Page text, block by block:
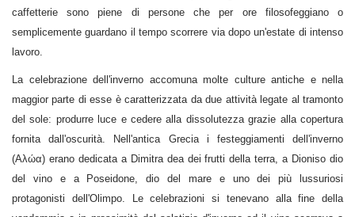
caffetterie sono piene di persone che per ore filosofeggiano o
semplicemente guardano il tempo scorrere via dopo un'estate di intenso
lavoro.
La celebrazione dell'inverno accomuna molte culture antiche e nella
maggior parte di esse è caratterizzata da due attività legate al tramonto
del sole: produrre luce e cedere alla dissolutezza grazie alla copertura
fornita dall'oscurità. Nell'antica Grecia i festeggiamenti dell'inverno
(Αλώα) erano dedicata a Dimitra dea dei frutti della terra, a Dioniso dio
del vino e a Poseidone, dio del mare e uno dei più lussuriosi
protagonisti dell'Olimpo. Le celebrazioni si tenevano alla fine della